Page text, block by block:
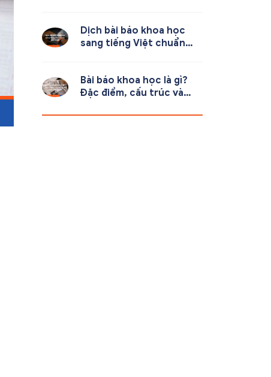
Dịch bài báo khoa học
sang tiếng Việt chuẩn
Bài báo khoa học là gì?
Đặc điểm, cấu trúc và